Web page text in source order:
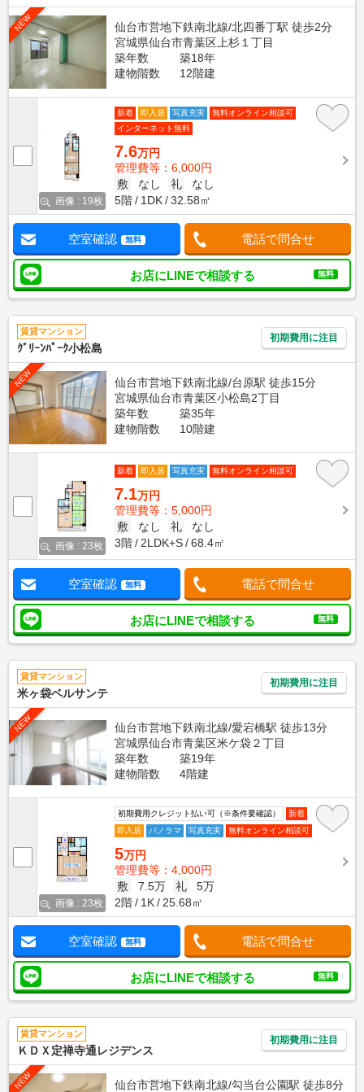
NEW
仙台市営地下鉄南北線/北四番丁駅 徒歩2分
宮城県仙台市青葉区上杉１丁目
築年数
築18年
建物階数
12階建
画像 : 19枚
新着 即入居 写真充実
無料オンライン相談可
インターネット無料
7.6万円
管理費等：6,000円
敷
なし 礼
なし
5階
1DK 32.58㎡
空室確認 無料 電話で問合せ
お店にLINEで相談する 無料
賃貸マンション
ｸﾞﾘｰﾝﾊﾟｰｸ小松島
初期費用に注目
NEW
仙台市営地下鉄南北線/台原駅 徒歩15分
宮城県仙台市青葉区小松島2丁目
築年数
築35年
建物階数
10階建
画像 : 23枚
新着 即入居 写真充実 無料オンライン相談可
7.1万円
管理費等：5,000円
敷
なし 礼
なし
3階
2LDK+S 68.4㎡
空室確認 無料 電話で問合せ
お店にLINEで相談する 無料
賃貸マンション
米ヶ袋ベルサンテ
初期費用に注目
NEW
仙台市営地下鉄南北線/愛宕橋駅 徒歩13分
宮城県仙台市青葉区米ケ袋２丁目
築年数
築19年
建物階数
4階建
画像 : 23枚
初期費用クレジット払い可（※条件要確認）
新着
即入居
パノラマ 写真充実 無料オンライン相談可
5万円
管理費等：4,000円
敷
7.5万 礼
5万
2階
1K 25.68㎡
空室確認 無料 電話で問合せ
お店にLINEで相談する 無料
賃貸マンション
ＫＤＸ定禅寺通レジデンス
初期費用に注目
NEW
仙台市営地下鉄南北線/勾当台公園駅 徒歩8分